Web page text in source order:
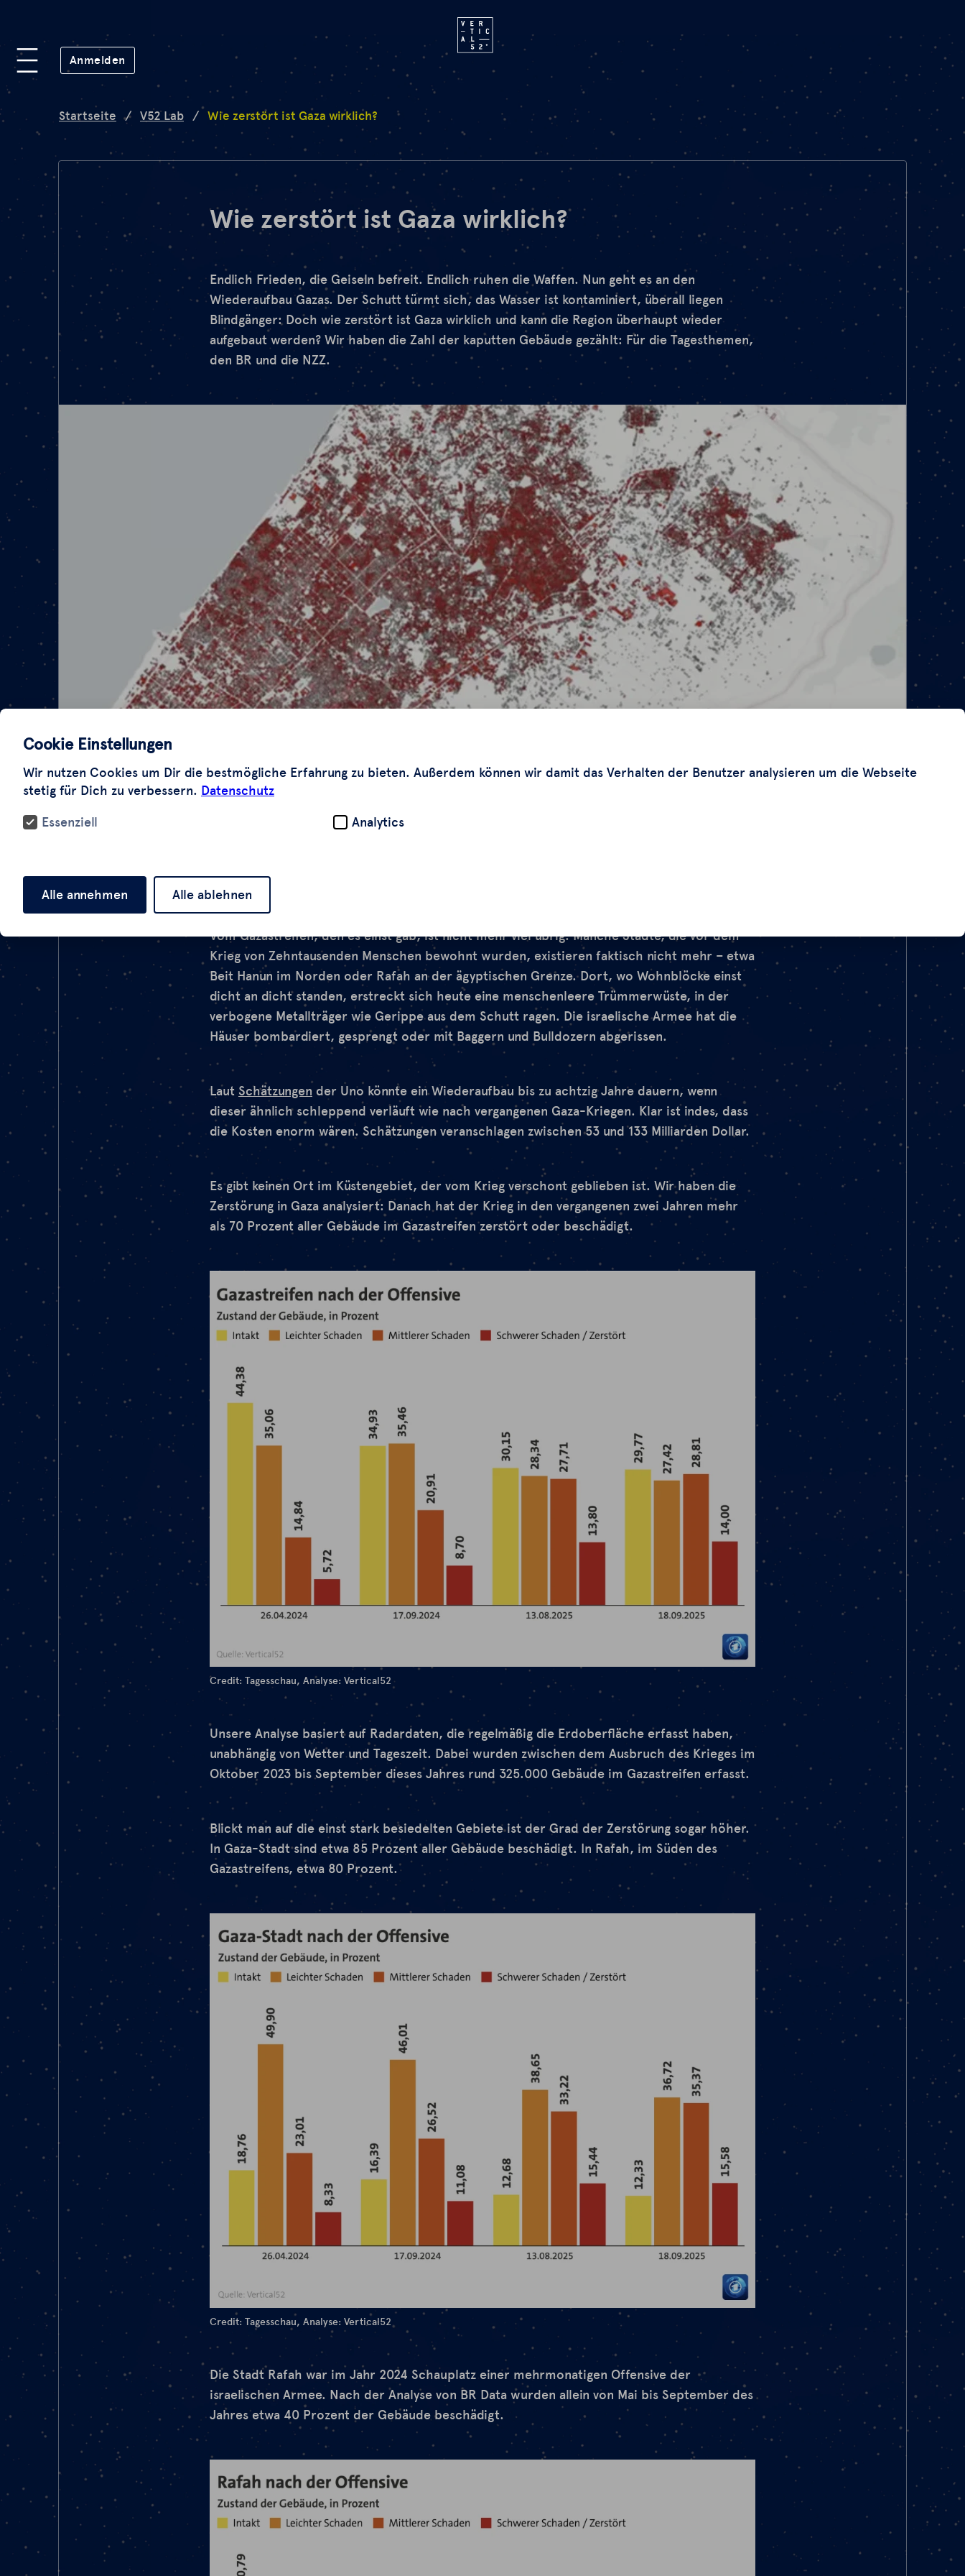
Anmelden (öffnet in neuem Fenster)
Plattform
Lab
Mission
FAQ
de en
Startseite / V52 Lab / Wie zerstört ist Gaza wirklich?
Wie zerstört ist Gaza wirklich?
Endlich Frieden, die Geiseln befreit. Endlich ruhen die Waffen. Nun geht es an den
Wiederaufbau Gazas. Der Schutt türmt sich, das Wasser ist kontaminiert, überall liegen
Blindgänger: Doch wie zerstört ist Gaza wirklich und kann die Region überhaupt wieder
aufgebaut werden? Wir haben die Zahl der kaputten Gebäude gezählt: Für die Tagesthemen,
den BR und die NZZ.
Vom Gazastreifen, den es einst gab, ist nicht mehr viel übrig. Manche Städte, die vor dem
Krieg von Zehntausenden Menschen bewohnt wurden, existieren faktisch nicht mehr – etwa
Beit Hanun im Norden oder Rafah an der ägyptischen Grenze. Dort, wo Wohnblöcke einst
dicht an dicht standen, erstreckt sich heute eine menschenleere Trümmerwüste, in der
verbogene Metallträger wie Gerippe aus dem Schutt ragen. Die israelische Armee hat die
Häuser bombardiert, gesprengt oder mit Baggern und Bulldozern abgerissen.
Laut Schätzungen der Uno könnte ein Wiederaufbau bis zu achtzig Jahre dauern, wenn
dieser ähnlich schleppend verläuft wie nach vergangenen Gaza-Kriegen. Klar ist indes, dass
die Kosten enorm wären. Schätzungen veranschlagen zwischen 53 und 133 Milliarden Dollar.
Es gibt keinen Ort im Küstengebiet, der vom Krieg verschont geblieben ist. Wir haben die
Zerstörung in Gaza analysiert: Danach hat der Krieg in den vergangenen zwei Jahren mehr
als 70 Prozent aller Gebäude im Gazastreifen zerstört oder beschädigt.
Credit: Tagesschau, Analyse: Vertical52
Unsere Analyse basiert auf Radardaten, die regelmäßig die Erdoberfläche erfasst haben,
unabhängig von Wetter und Tageszeit. Dabei wurden zwischen dem Ausbruch des Krieges im
Oktober 2023 bis September dieses Jahres rund 325.000 Gebäude im Gazastreifen erfasst.
Blickt man auf die einst stark besiedelten Gebiete ist der Grad der Zerstörung sogar höher.
In Gaza-Stadt sind etwa 85 Prozent aller Gebäude beschädigt. In Rafah, im Süden des
Gazastreifens, etwa 80 Prozent.
Credit: Tagesschau, Analyse: Vertical52
Die Stadt Rafah war im Jahr 2024 Schauplatz einer mehrmonatigen Offensive der
israelischen Armee. Nach der Analyse von BR Data wurden allein von Mai bis September des
Jahres etwa 40 Prozent der Gebäude beschädigt.
Cookie Einstellungen
Wir nutzen Cookies um Dir die bestmögliche Erfahrung zu bieten. Außerdem können wir damit das Verhalten der Benutzer analysieren um die Webseite
stetig für Dich zu verbessern. Datenschutz
Essenziell
Analytics
Alle annehmen Alle ablehnen